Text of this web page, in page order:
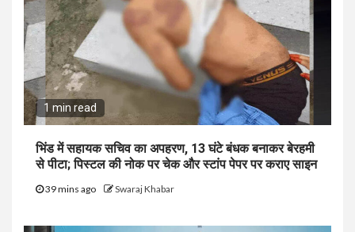
1 min read
भिंड में सहायक सचिव का अपहरण, 13 घंटे बंधक बनाकर बेरहमी
से पीटा; पिस्टल की नोक पर चेक और स्टांप पेपर पर कराए साइन
39 mins ago Swaraj Khabar